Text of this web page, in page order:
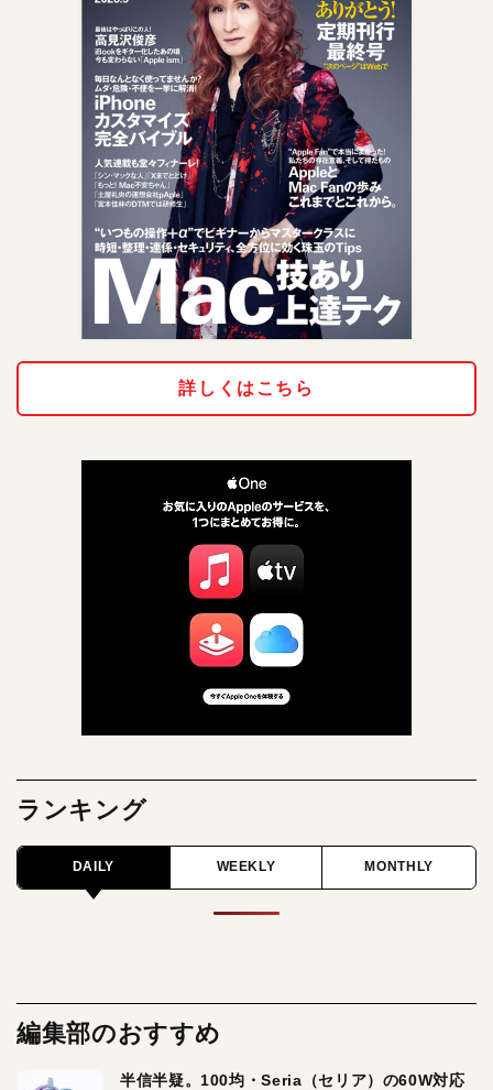
詳しくはこちら
ランキング
DAILY WEEKLY MONTHLY
編集部のおすすめ
半信半疑。100均・Seria（セリア）の60W対応